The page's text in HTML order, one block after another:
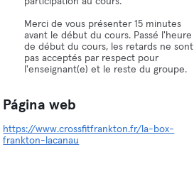
Merci de vous présenter 15 minutes
avant le début du cours. Passé l'heure
de début du cours, les retards ne sont
pas acceptés par respect pour
l'enseignant(e) et le reste du groupe.
Página web
https://www.crossfitfrankton.fr/la-box-
frankton-lacanau